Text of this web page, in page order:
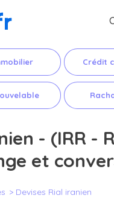
Crédit
- (IRR -
et
Devises Rial iranien